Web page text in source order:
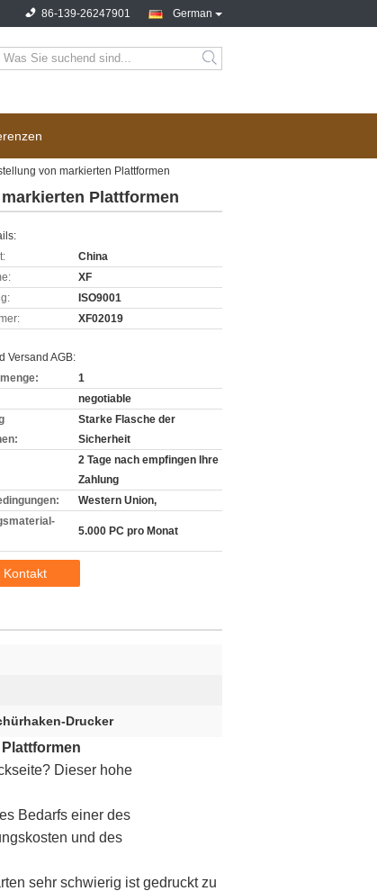
German
86-139-26247901
von markierten Plattformen
Plattformen
China
XF
ISO9001
XF02019
Versand AGB:
1
negotiable
Starke Flasche der
Sicherheit
2 Tage nach empfingen Ihre
Zahlung
Western Union,
5.000 PC pro Monat
Kontakt
Drucker
Dieser hohe
Bedarfs einer des
und des
sehr schwierig ist gedruckt zu